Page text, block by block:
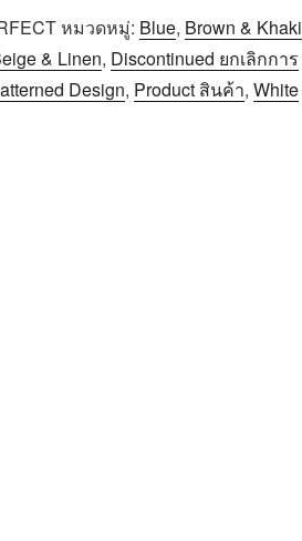
หมวดหมู่: Blue, Brown & Khaki
& Linen, Discontinued ยกเลิกการ
Design, Product สินค้า,White